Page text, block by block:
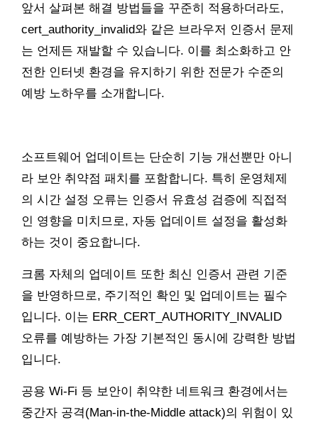
앞서 살펴본 해결 방법들을 꾸준히 적용하더라도,
cert_authority_invalid와 같은 브라우저 인증서 문제
는 언제든 재발할 수 있습니다. 이를 최소화하고 안
전한 인터넷 환경을 유지하기 위한 전문가 수준의
예방 노하우를 소개합니다.
소프트웨어 업데이트는 단순히 기능 개선뿐만 아니
라 보안 취약점 패치를 포함합니다. 특히 운영체제
의 시간 설정 오류는 인증서 유효성 검증에 직접적
인 영향을 미치므로, 자동 업데이트 설정을 활성화
하는 것이 중요합니다.
크롬 자체의 업데이트 또한 최신 인증서 관련 기준
을 반영하므로, 주기적인 확인 및 업데이트는 필수
입니다. 이는 ERR_CERT_AUTHORITY_INVALID
오류를 예방하는 가장 기본적인 동시에 강력한 방법
입니다.
공용 Wi-Fi 등 보안이 취약한 네트워크 환경에서는
중간자 공격(Man-in-the-Middle attack)의 위험이 있